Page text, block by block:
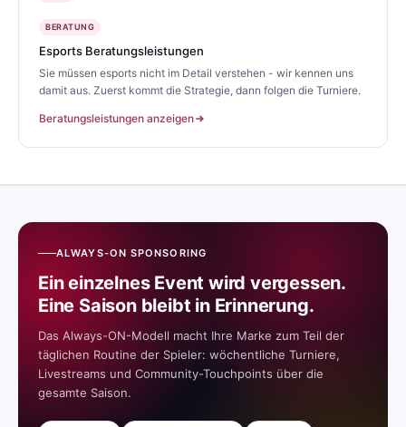
BERATUNG
Esports Beratungsleistungen
Sie müssen esports nicht im Detail verstehen - wir kennen uns
damit aus. Zuerst kommt die Strategie, dann folgen die Turniere.
Beratungsleistungen anzeigen
ALWAYS-ON SPONSORING
Ein einzelnes Event wird vergessen.
Eine Saison bleibt in Erinnerung.
Das Always-ON-Modell macht Ihre Marke zum Teil der
täglichen Routine der Spieler: wöchentliche Turniere,
Livestreams und Community-Touchpoints über die
gesamte Saison.